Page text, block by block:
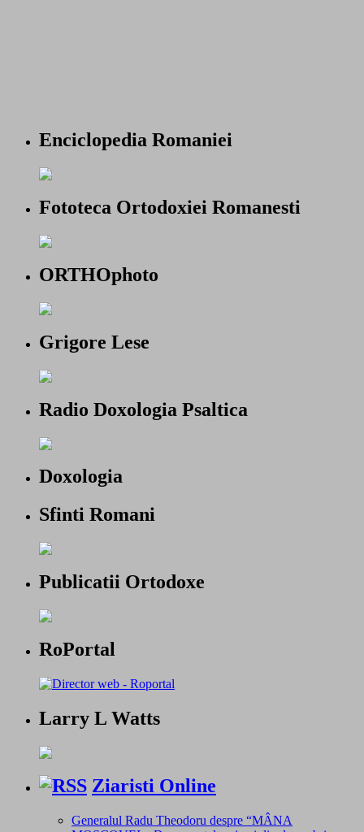
Enciclopedia Romaniei
Fototeca Ortodoxiei Romanesti
ORTHOphoto
Grigore Lese
Radio Doxologia Psaltica
Doxologia
Sfinti Romani
Publicatii Ortodoxe
RoPortal
Larry L Watts
Ziaristi Online
Generalul Radu Theodoru despre “MÂNA